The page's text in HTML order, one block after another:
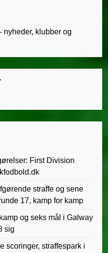
nyheder, klubber og
First Division
straffe og sene
17, kamp for kamp
og seks mål i Galway
sig
scoringer, straffespark i